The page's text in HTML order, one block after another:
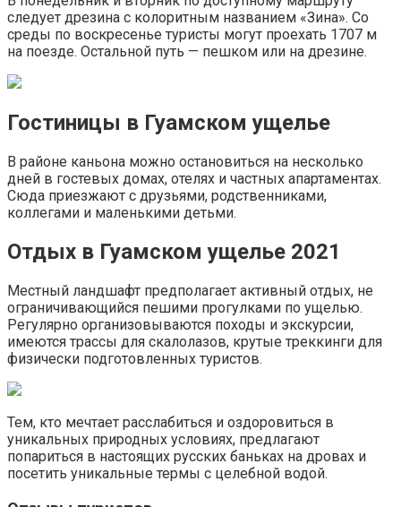
следует дрезина с колоритным названием «Зина». Со
среды по воскресенье туристы могут проехать 1707 м
на поезде. Остальной путь — пешком или на дрезине.
Гостиницы в Гуамском ущелье
В районе каньона можно остановиться на несколько
дней в гостевых домах, отелях и частных апартаментах.
Сюда приезжают с друзьями, родственниками,
коллегами и маленькими детьми.
Отдых в Гуамском ущелье 2021
Местный ландшафт предполагает активный отдых, не
ограничивающийся пешими прогулками по ущелью.
Регулярно организовываются походы и экскурсии,
имеются трассы для скалолазов, крутые треккинги для
физически подготовленных туристов.
Тем, кто мечтает расслабиться и оздоровиться в
уникальных природных условиях, предлагают
попариться в настоящих русских баньках на дровах и
посетить уникальные термы с целебной водой.